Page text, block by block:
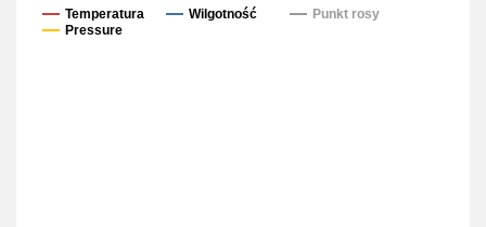
Ostatnie 24 godziny
Temperatura Wilgotność
Punkt rosy
Pressure